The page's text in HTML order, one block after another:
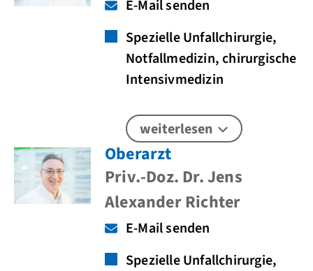
E-Mail senden
Spezielle Unfallchirurgie,
Notfallmedizin, chirurgische
Intensivmedizin
weiterlesen
Oberarzt
Priv.-Doz. Dr. Jens
Alexander Richter
E-Mail senden
Spezielle Unfallchirurgie,